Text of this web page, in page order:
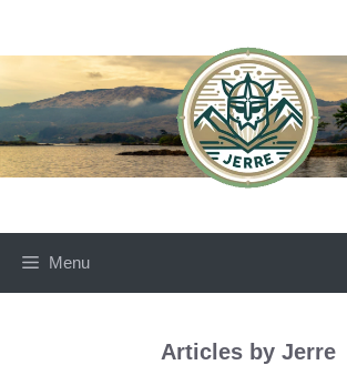
Menu
Articles by Jerre